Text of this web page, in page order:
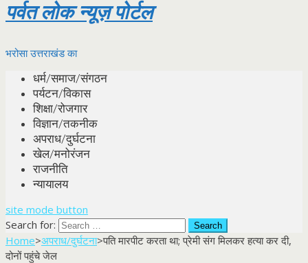
पर्वत लोक न्यूज़ पोर्टल
भरोसा उत्तराखंड का
धर्म/समाज/संगठन
पर्यटन/विकास
शिक्षा/रोजगार
विज्ञान/तकनीक
अपराध/दुर्घटना
खेल/मनोरंजन
राजनीति
न्यायालय
site mode button
Search for:
Home>अपराध/दुर्घटना>पति मारपीट करता था; प्रेमी संग मिलकर हत्या कर दी,
दोनों पहुंचे जेल